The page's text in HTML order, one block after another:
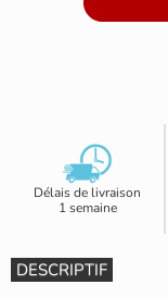
Délais de livraison
1 semaine
DESCRIPTIF